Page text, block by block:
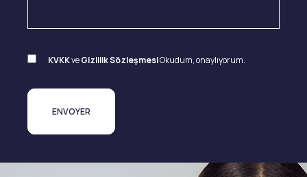
KVKKveGizlilik SözleşmesiOkudum, onaylıyorum.